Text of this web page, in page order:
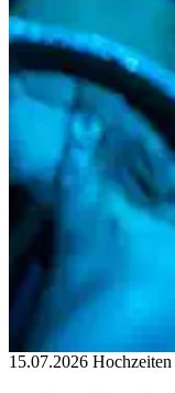
15.07.2026 Hochzeiten